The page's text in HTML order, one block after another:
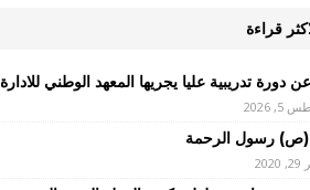
قراءة
دورة تدريبية عليا يجريها المعهد الوطني للادارة
2026
رسول الرحمة